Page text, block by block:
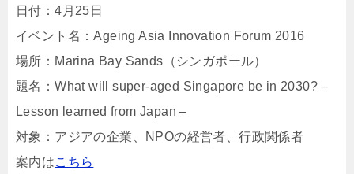
日付：4月25日
イベント名：Ageing Asia Innovation Forum 2016
場所：Marina Bay Sands（シンガポール）
題名：What will super-aged Singapore be in 2030? –
Lesson learned from Japan –
対象：アジアの企業、NPOの経営者、行政関係者
案内はこちら